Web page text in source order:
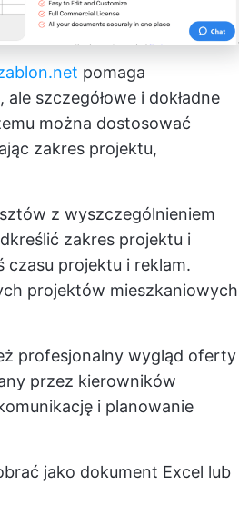
pomaga
szczegółowe i dokładne
można dostosować
zakres projektu,
z wyszczególnieniem
zakres projektu i
projektu i reklam.
projektów mieszkaniowych
profesjonalny wygląd oferty
przez kierowników
i planowanie
jako dokument Excel lub